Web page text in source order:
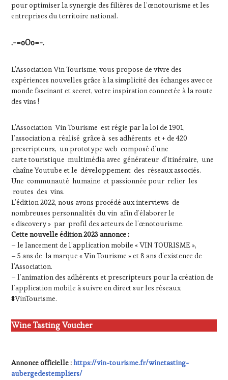
VIGNOBLES
WINE
VOUCHER
FAME,
WINE
TOURISM
TOUR,
TOURISM
TOUR
MOVIE,
WINETASTINGVOUCHER.COM
pour optimiser la synergie des filières de l’œnotourisme et les
entreprises du territoire national.
.-=oOo=-.
L’Association Vin Tourisme, vous propose de vivre des
expériences nouvelles grâce à la simplicité des échanges avec ce
monde fascinant et secret, votre inspiration connectée à la route
des vins !
L’Association Vin Tourisme est régie par la loi de 1901,
l’association a réalisé grâce à ses adhérents et + de 420
prescripteurs, un prototype web composé d’une
carte touristique multimédia avec générateur d’itinéraire, une
chaîne Youtube et le développement des réseaux associés.
Une communauté humaine et passionnée pour relier les
routes des vins.
L’édition 2022, nous avons procédé aux interviews de
nombreuses personnalités du vin afin d’élaborer le
« discovery » par profil des acteurs de l’œnotourisme.
Cette nouvelle édition 2023 annonce :
– le lancement de l’application mobile « VIN TOURISME »,
– 5 ans de la marque « Vin Tourisme » et 8 ans d’existence de
l’Association.
– l’animation des adhérents et prescripteurs pour la création de
l’application mobile à suivre en direct sur les réseaux
#VinTourisme.
Wine Tasting Voucher
Annonce officielle :https://vin-tourisme.fr/winetasting-
aubergedestempliers/